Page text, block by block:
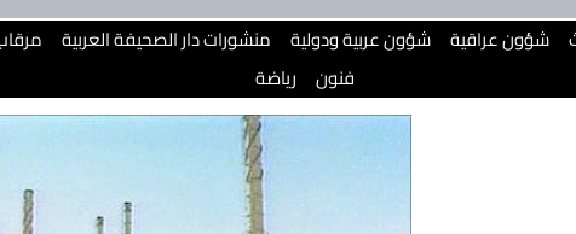
شؤون عراقية شؤون عربية ودولية منشورات دار الصحيفة العربية
فنون رياضة